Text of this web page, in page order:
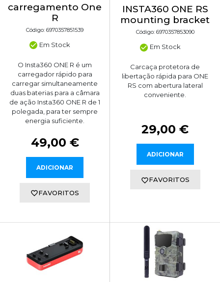
carregamento One
R
Código: 6970357851539
Em Stock
O Insta360 ONE R é um
carregador rápido para
carregar simultaneamente
duas baterias para a câmara
de ação Insta360 ONE R de 1
polegada, para ter sempre
energia suficiente.
49,00 €
ADICIONAR
FAVORITOS
INSTA360 ONE RS
mounting bracket
Código: 6970357853090
Em Stock
Carcaça protetora de
libertação rápida para ONE
RS com abertura lateral
conveniente.
29,00 €
ADICIONAR
FAVORITOS